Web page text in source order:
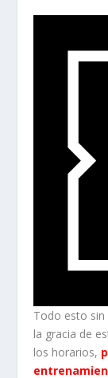
Todo esto sin
la gracia de
los horarios,